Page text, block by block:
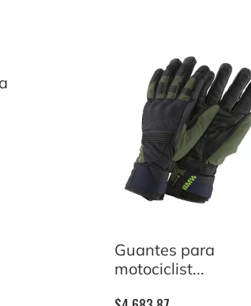
Guantes para
motociclist...